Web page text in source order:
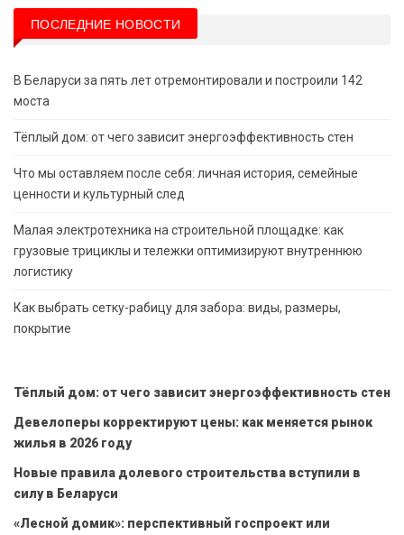
ПОСЛЕДНИЕ НОВОСТИ
В Беларуси за пять лет отремонтировали и построили 142
моста
Тёплый дом: от чего зависит энергоэффективность стен
Что мы оставляем после себя: личная история, семейные
ценности и культурный след
Малая электротехника на строительной площадке: как
грузовые трициклы и тележки оптимизируют внутреннюю
логистику
Как выбрать сетку-рабицу для забора: виды, размеры,
покрытие
Тёплый дом: от чего зависит энергоэффективность стен
Девелоперы корректируют цены: как меняется рынок
жилья в 2026 году
Новые правила долевого строительства вступили в
силу в Беларуси
«Лесной домик»: перспективный госпроект или